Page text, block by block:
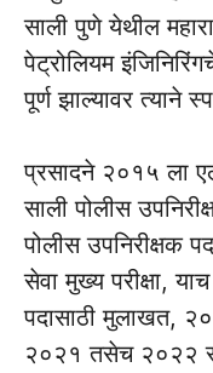
साली पुणे येथील
पेट्रोलियम
पूर्ण झाल्यावर त्याने
प्रसादने २०१५ ला
साली पोलीस
पोलीस उपनिरीक्षक
सेवा मुख्य परीक्षा, याच
पदासाठी मुलाखत,
२०२१ तसेच २०२२